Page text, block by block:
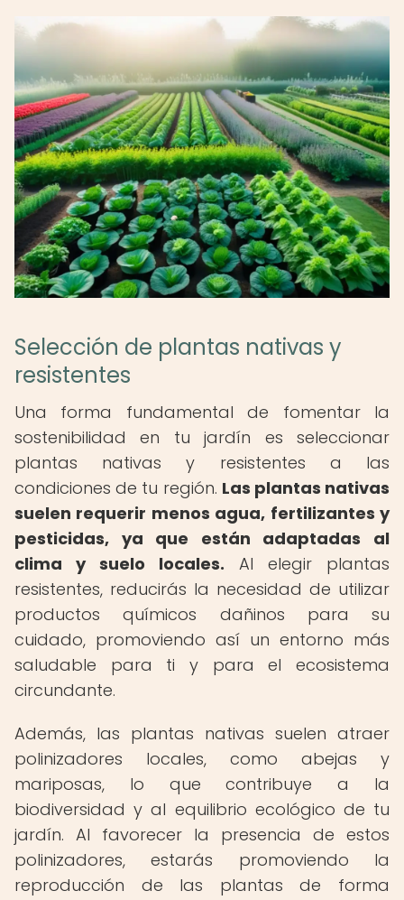
Selección de plantas nativas y
resistentes
Una forma fundamental de fomentar la
sostenibilidad en tu jardín es seleccionar
plantas nativas y resistentes a las
condiciones de tu región. Las plantas nativas
suelen requerir menos agua, fertilizantes y
pesticidas, ya que están adaptadas al
clima y suelo locales. Al elegir plantas
resistentes, reducirás la necesidad de utilizar
productos químicos dañinos para su
cuidado, promoviendo así un entorno más
saludable para ti y para el ecosistema
circundante.
Además, las plantas nativas suelen atraer
polinizadores locales, como abejas y
mariposas, lo que contribuye a la
biodiversidad y al equilibrio ecológico de tu
jardín. Al favorecer la presencia de estos
polinizadores, estarás promoviendo la
reproducción de las plantas de forma